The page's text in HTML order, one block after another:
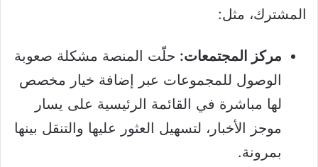
المشترك، مثل:
مركز المجتمعات: حلّت المنصة مشكلة صعوبة
الوصول للمجموعات عبر إضافة خيار مخصص
لها مباشرة في القائمة الرئيسية على يسار
موجز الأخبار، لتسهيل العثور عليها والتنقل بينها
بمرونة.